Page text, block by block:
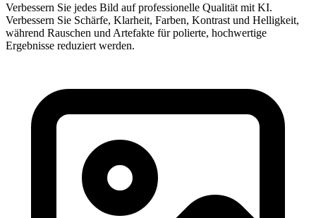
Verbessern Sie jedes Bild auf professionelle Qualität mit KI.
Verbessern Sie Schärfe, Klarheit, Farben, Kontrast und Helligkeit,
während Rauschen und Artefakte für polierte, hochwertige
Ergebnisse reduziert werden.